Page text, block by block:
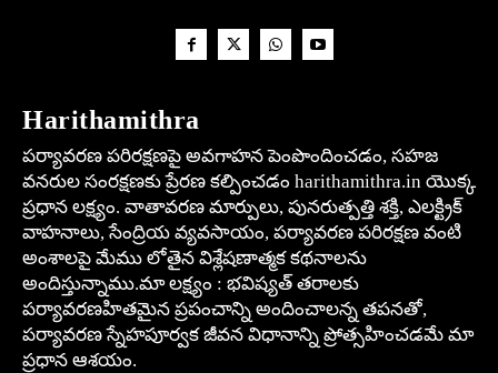
Harithamithra
పర్యావరణ పరిరక్షణపై అవగాహన పెంపొందించడం, సహజ
వనరుల సంరక్షణకు ప్రేరణ కల్పించడం harithamithra.in యొక్క
ప్రధాన లక్ష్యం. వాతావరణ మార్పులు, పునరుత్పత్తి శక్తి, ఎలక్ట్రిక్
వాహనాలు, సేంద్రియ వ్యవసాయం, పర్యావరణ పరిరక్షణ వంటి
అంశాలపై మేము లోతైన విశ్లేషణాత్మక కథనాలను
అందిస్తున్నాము.మా లక్ష్యం : భవిష్యత్ తరాలకు
పర్యావరణహితమైన ప్రపంచాన్ని అందించాలన్న తపనతో,
పర్యావరణ స్నేహపూర్వక జీవన విధానాన్ని ప్రోత్సహించడమే మా
ప్రధాన ఆశయం.